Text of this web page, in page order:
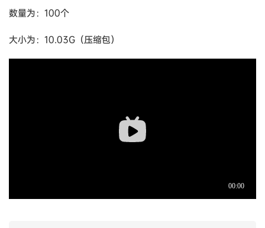
数量为：100个
大小为：10.03G（压缩包）